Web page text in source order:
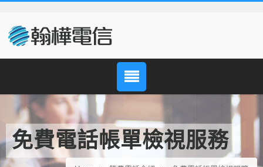
免費電話帳單檢視服務